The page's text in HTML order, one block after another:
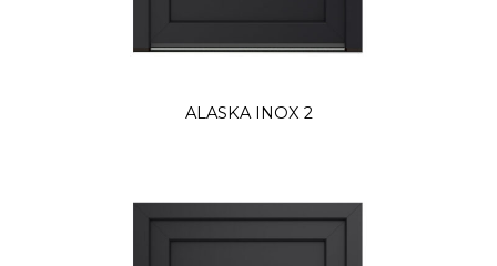
ALASKA INOX 2